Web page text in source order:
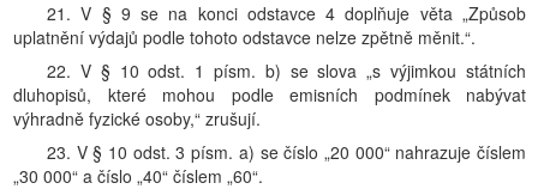
21. V § 9 se na konci odstavce 4 doplňuje věta „Způsob
uplatnění výdajů podle tohoto odstavce nelze zpětně měnit.“.
22. V § 10 odst. 1 písm. b) se slova „s výjimkou státních
dluhopisů, které mohou podle emisních podmínek nabývat
výhradně fyzické osoby,“ zrušují.
23. V § 10 odst. 3 písm. a) se číslo „20 000“ nahrazuje číslem
„30 000“ a číslo „40“ číslem „60“.